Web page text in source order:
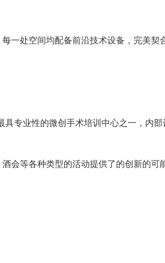
一处空间均配备前沿技术设备，完美契
专业性的微创手术培训中心之一，内
会等各种类型的活动提供了的创新的可